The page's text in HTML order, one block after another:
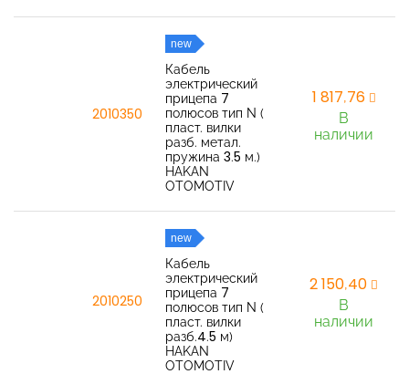
2010350
new
Кабель
электрический
прицепа 7
полюсов тип N (
пласт. вилки
разб. метал.
пружина 3.5 м.)
HAKAN
OTOMOTIV
1 817,76
В
наличии
2010250
new
Кабель
электрический
прицепа 7
полюсов тип N (
пласт. вилки
разб.4.5 м)
HAKAN
OTOMOTIV
2 150,40
В
наличии